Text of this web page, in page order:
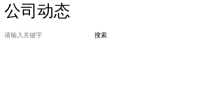
公司动态
搜索